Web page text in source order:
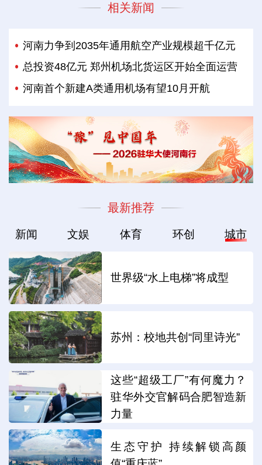
相关新闻
河南力争到2035年通用航空产业规模超千亿元
总投资48亿元 郑州机场北货运区开始全面运营
河南首个新建A类通用机场有望10月开航
最新推荐
新闻 文娱 体育 环创 城市
世界级“水上电梯”将成型
苏州：校地共创“同里诗光”
这些“超级工厂”有何魔力？
驻华外交官解码合肥智造新
力量
生态守护 持续解锁高颜